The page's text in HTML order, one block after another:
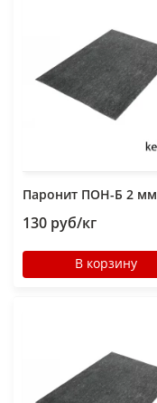
Паронит ПОН-Б 2 мм
130 руб/кг
В корзину